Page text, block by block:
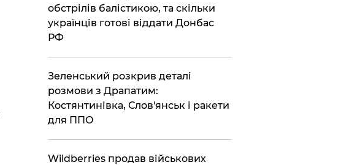
обстрілів балістикою, та скільки
українців готові віддати Донбас
РФ
Зеленський розкрив деталі
розмови з Драпатим:
Костянтинівка, Слов'янськ і ракети
для ППО
Wildberries продав військових